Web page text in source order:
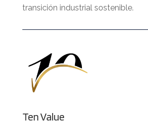
transición industrial sostenible.
Ten Value